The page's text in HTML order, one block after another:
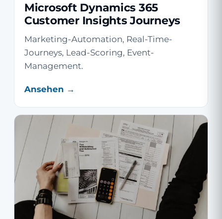
Microsoft Dynamics 365
Customer Insights Journeys
Marketing-Automation, Real-Time-
Journeys, Lead-Scoring, Event-
Management.
Ansehen →